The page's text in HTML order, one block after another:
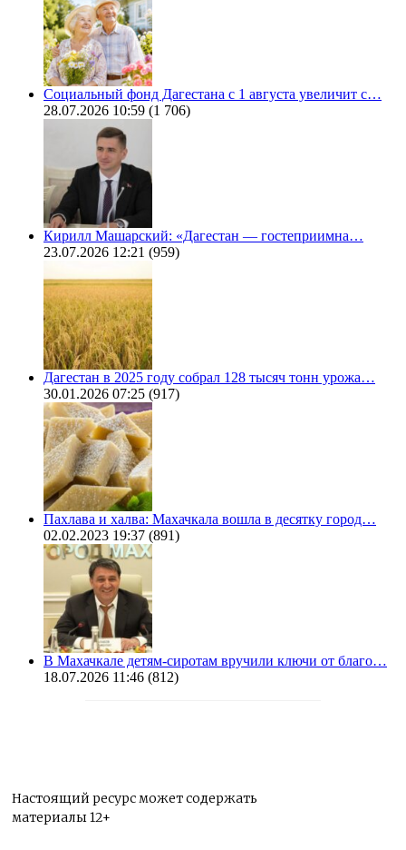
Социальный фонд Дагестана с 1 августа увеличит с…
28.07.2026 10:59 (1 706)
Кирилл Машарский: «Дагестан — гостеприимна…
23.07.2026 12:21 (959)
Дагестан в 2025 году собрал 128 тысяч тонн урожа…
30.01.2026 07:25 (917)
Пахлава и халва: Махачкала вошла в десятку город…
02.02.2023 19:37 (891)
В Махачкале детям-сиротам вручили ключи от благо…
18.07.2026 11:46 (812)
Настоящий ресурс может содержать
материалы 12+